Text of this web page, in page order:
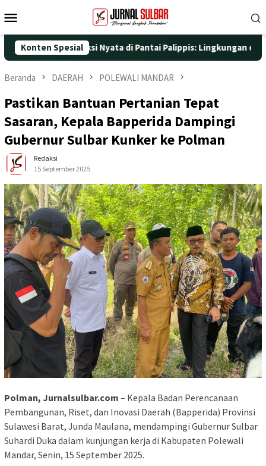
ke
Mobile
Konten Spesial
dengan Aksi Nyata di Pantai Palippis: Lingkungan dan
Beranda DAERAH POLEWALI MANDAR
Pastikan Bantuan Pertanian Tepat
Sasaran, Kepala Bapperida Dampingi
Gubernur Sulbar Kunker ke Polman
Redaksi
15 September 2025
Polman, Jurnalsulbar.com – Kepala Badan Perencanaan
Pembangunan, Riset, dan Inovasi Daerah (Bapperida) Provinsi
Sulawesi Barat, Junda Maulana, mendampingi Gubernur Sulbar
Suhardi Duka dalam kunjungan kerja di Kabupaten Polewali
Mandar, Senin, 15 September 2025.